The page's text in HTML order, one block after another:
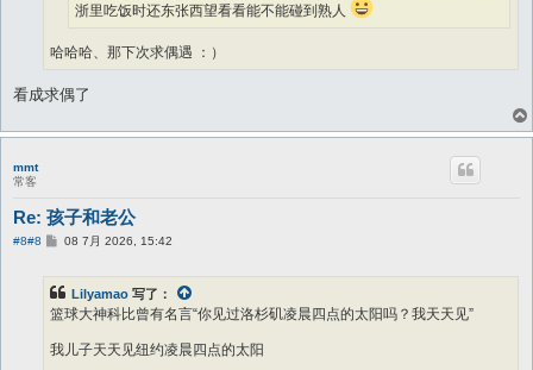
浙里吃饭时还东张西望看看能不能碰到熟人
哈哈哈、那下次求偶遇 ：）
看成求偶了
mmt
常客
Re: 孩子和老公
#8#8
帖
08 7月 2026, 15:42
Lilyamao 写了：
篮球大神科比曾有名言“你见过洛杉矶凌晨四点的太阳吗？我天天见”
我儿子天天见纽约凌晨四点的太阳